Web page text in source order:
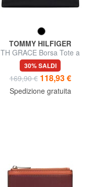
TOMMY HILFIGER
TH GRACE Borsa Tote a
spalla
30% SALDI
169,90 € 118,93 €
Spedizione gratuita